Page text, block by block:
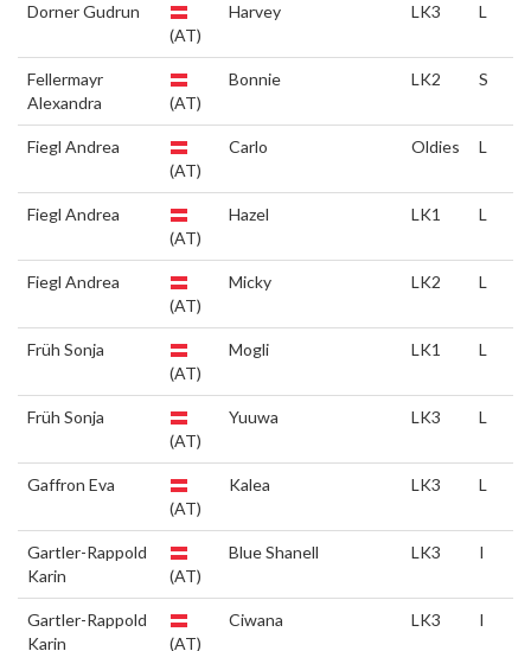
Dorner Gudrun
(AT)
Harvey LK3 L
Fellermayr
Alexandra
(AT)
Bonnie LK2 S
Fiegl Andrea
(AT)
Carlo Oldies L
Fiegl Andrea
(AT)
Hazel LK1 L
Fiegl Andrea
(AT)
Micky LK2 L
Früh Sonja
(AT)
Mogli LK1 L
Früh Sonja
(AT)
Yuuwa LK3 L
Gaffron Eva
(AT)
Kalea LK3 L
Gartler-Rappold
Karin
(AT)
Blue Shanell LK3 I
Gartler-Rappold
Karin
(AT)
Ciwana LK3 I